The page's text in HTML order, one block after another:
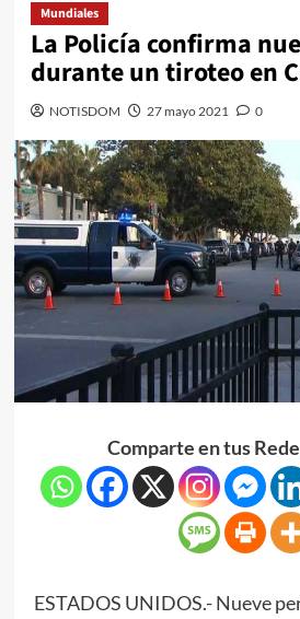
Mundiales
La Policía confirma
durante un tiroteo en
NOTISDOM 27 mayo 2021 0
Comparte en tus
ESTADOS UNIDOS.- Nueve